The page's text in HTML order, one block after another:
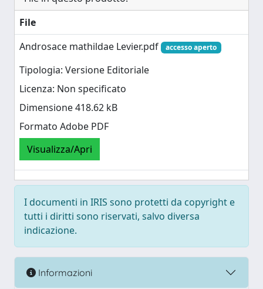
File
Androsace mathildae Levier.pdf
accesso aperto
Tipologia: Versione Editoriale
Licenza: Non specificato
Dimensione 418.62 kB
Formato Adobe PDF
Visualizza/Apri
I documenti in IRIS sono protetti da copyright e
tutti i diritti sono riservati, salvo diversa
indicazione.
Informazioni